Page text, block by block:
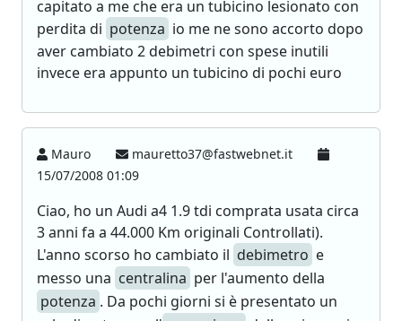
capitato a me che era un tubicino lesionato con
perdita di potenza io me ne sono accorto dopo
aver cambiato 2 debimetri con spese inutili
invece era appunto un tubicino di pochi euro
Mauro
mauretto37@fastwebnet.it
15/07/2008 01:09
Ciao, ho un Audi a4 1.9 tdi comprata usata circa
3 anni fa a 44.000 Km originali Controllati).
L'anno scorso ho cambiato il debimetro e
messo una centralina per l'aumento della
potenza . Da pochi giorni si è presentato un